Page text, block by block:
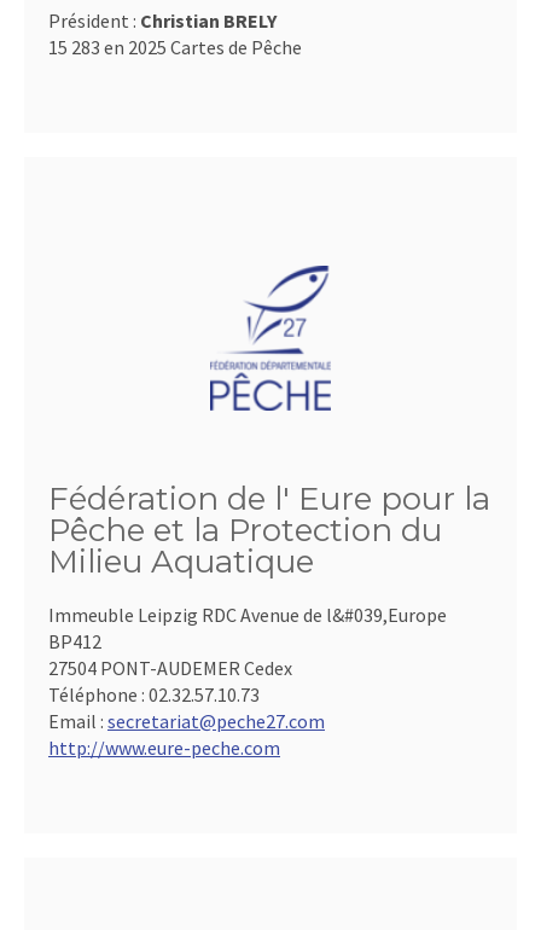
Président : Christian BRELY
15 283 en 2025 Cartes de Pêche
Fédération de l' Eure pour la
Pêche et la Protection du
Milieu Aquatique
Immeuble Leipzig RDC Avenue de l&#039,Europe
BP412
27504 PONT-AUDEMER Cedex
Téléphone : 02.32.57.10.73
Email : secretariat@peche27.com
http://www.eure-peche.com